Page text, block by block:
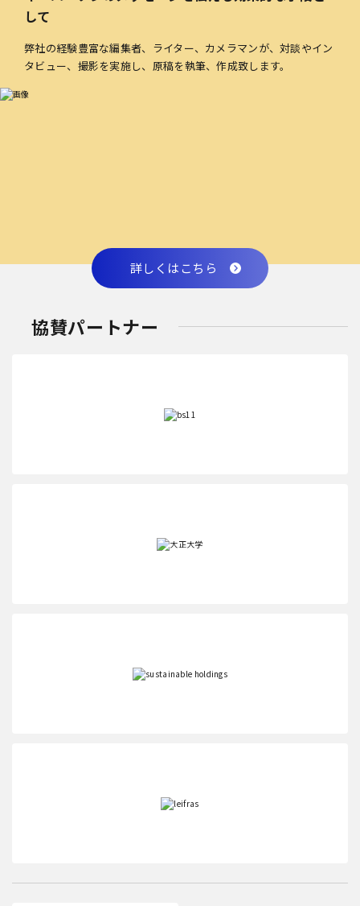
して
弊社の経験豊富な編集者、ライター、カメラマンが、対談やイン
タビュー、撮影を実施し、原稿を執筆、作成致します。
詳しくはこちら
協賛パートナー